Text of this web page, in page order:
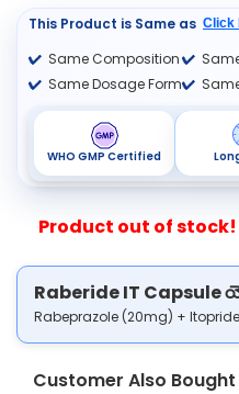
This Product is Same as Click
Same Composition
Same Dosage Form
WHO GMP Certified
Product out of stock!
Raberide IT Capsule
Rabeprazole (20mg) +
Customer Also Bought